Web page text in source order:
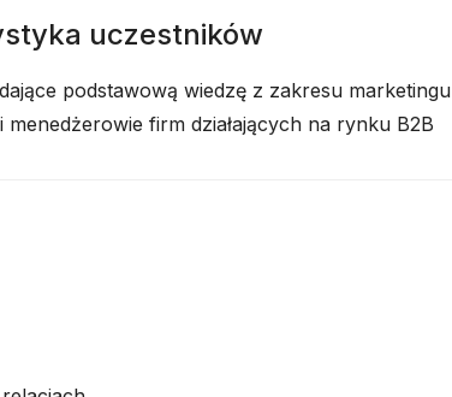
uczestników
podstawową wiedzę z zakresu marketingu
menedżerowie firm działających na rynku B2B